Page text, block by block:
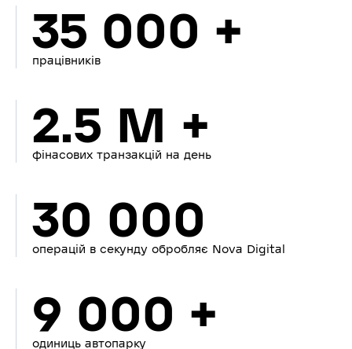
35 000 +
працівників
2.5 M +
фінасових транзакцій на день
30 000
операцій в секунду обробляє Nova Digital
9 000 +
одиниць автопарку